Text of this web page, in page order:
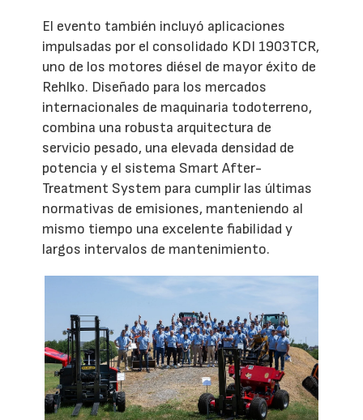
El evento también incluyó aplicaciones
impulsadas por el consolidado KDI 1903TCR,
uno de los motores diésel de mayor éxito de
Rehlko. Diseñado para los mercados
internacionales de maquinaria todoterreno,
combina una robusta arquitectura de
servicio pesado, una elevada densidad de
potencia y el sistema Smart After-
Treatment System para cumplir las últimas
normativas de emisiones, manteniendo al
mismo tiempo una excelente fiabilidad y
largos intervalos de mantenimiento.